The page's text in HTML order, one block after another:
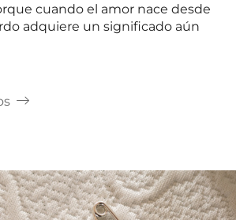
cuando el amor nace desde
adquiere un significado aún